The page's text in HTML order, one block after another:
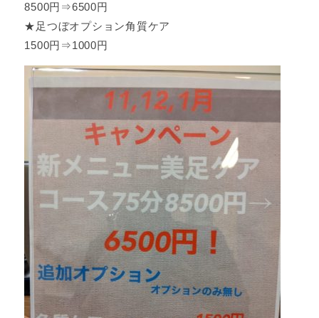
8500円⇒6500円
★足つぼオプション角質ケア
1500円⇒1000円